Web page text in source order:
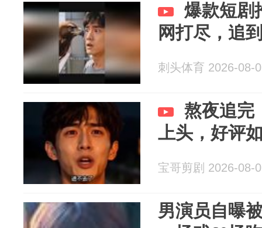
爆款短剧
网打尽，追
刺头体育 2026-08-
熬夜追完
上头，好评
宝哥剪剧 2026-08-
男演员自曝